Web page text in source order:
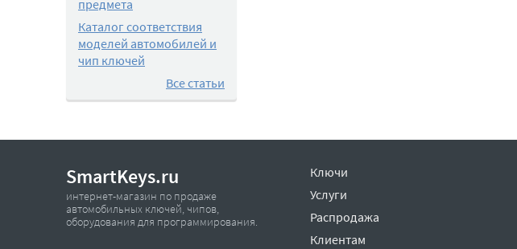
предмета
Каталог соответствия
моделей автомобилей и
чип ключей
Все статьи
SmartKeys.ru
интернет-магазин по продаже
автомобильных ключей, чипов,
оборудования для программирования.
Ключи
Услуги
Распродажа
Клиентам